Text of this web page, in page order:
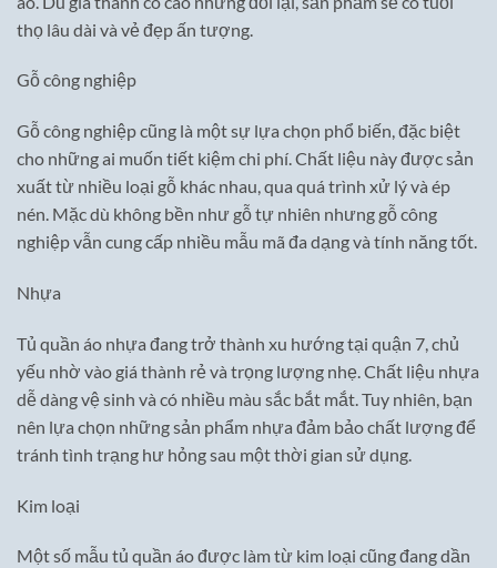
thọ lâu dài và vẻ đẹp ấn tượng.
Gỗ công nghiệp
Gỗ công nghiệp cũng là một sự lựa chọn phổ biến, đặc biệt
cho những ai muốn tiết kiệm chi phí. Chất liệu này được sản
xuất từ nhiều loại gỗ khác nhau, qua quá trình xử lý và ép
nén. Mặc dù không bền như gỗ tự nhiên nhưng gỗ công
nghiệp vẫn cung cấp nhiều mẫu mã đa dạng và tính năng tốt.
Nhựa
Tủ quần áo nhựa đang trở thành xu hướng tại quận 7, chủ
yếu nhờ vào giá thành rẻ và trọng lượng nhẹ. Chất liệu nhựa
dễ dàng vệ sinh và có nhiều màu sắc bắt mắt. Tuy nhiên, bạn
nên lựa chọn những sản phẩm nhựa đảm bảo chất lượng để
tránh tình trạng hư hỏng sau một thời gian sử dụng.
Kim loại
Một số mẫu tủ quần áo được làm từ kim loại cũng đang dần